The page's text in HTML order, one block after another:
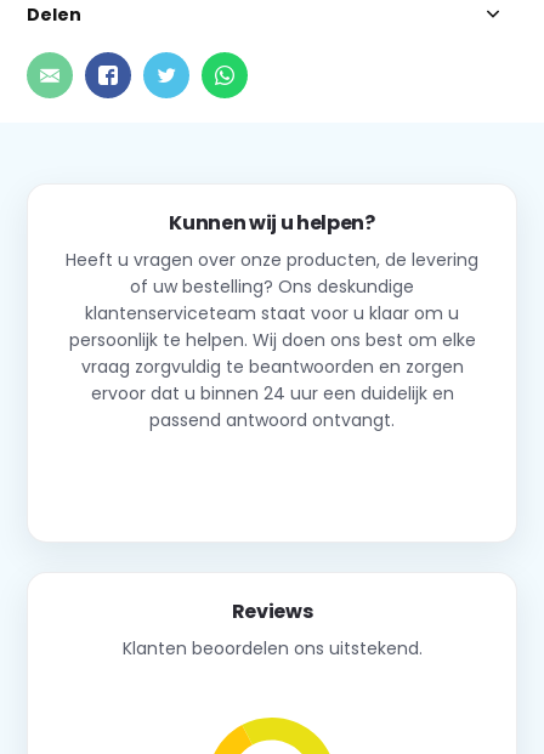
Delen
Kunnen wij u helpen?
Heeft u vragen over onze producten, de levering
of uw bestelling? Ons deskundige
klantenserviceteam staat voor u klaar om u
persoonlijk te helpen. Wij doen ons best om elke
vraag zorgvuldig te beantwoorden en zorgen
ervoor dat u binnen 24 uur een duidelijk en
passend antwoord ontvangt.
Reviews
Klanten beoordelen ons uitstekend.